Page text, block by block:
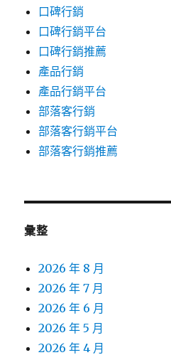
口碑行銷
口碑行銷平台
口碑行銷推薦
產品行銷
產品行銷平台
部落客行銷
部落客行銷平台
部落客行銷推薦
彙整
2026 年 8 月
2026 年 7 月
2026 年 6 月
2026 年 5 月
2026 年 4 月